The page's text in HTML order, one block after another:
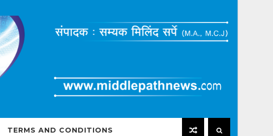
TERMS AND CONDITIONS